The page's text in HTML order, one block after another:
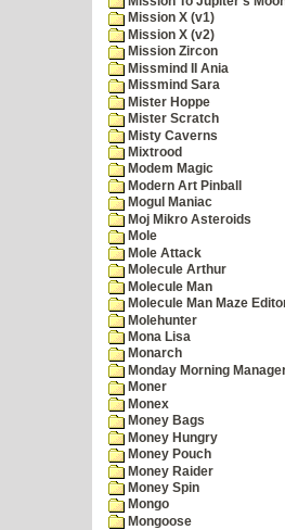
Mission X (v1)
Mission X (v2)
Mission Zircon
Missmind II Ania
Missmind Sara
Mister Hoppe
Mister Scratch
Misty Caverns
Mixtrood
Modem Magic
Modern Art Pinball
Mogul Maniac
Moj Mikro Asteroids
Mole
Mole Attack
Molecule Arthur
Molecule Man
Molecule Man Maze
Molehunter
Mona Lisa
Monarch
Monday Morning
Moner
Monex
Money Bags
Money Hungry
Money Pouch
Money Raider
Money Spin
Mongo
Mongoose